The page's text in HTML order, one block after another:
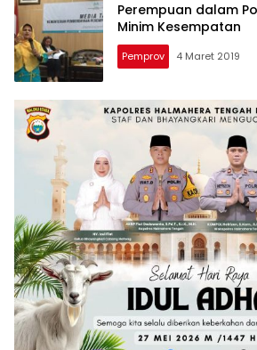
Perempuan dalam
Minim Kesempatan
Pemprov 4 Maret 2019